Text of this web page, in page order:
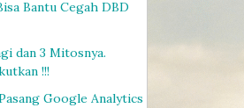
Bantu Cegah DBD
dan 3 Mitosnya.
!!!
Google Analytics